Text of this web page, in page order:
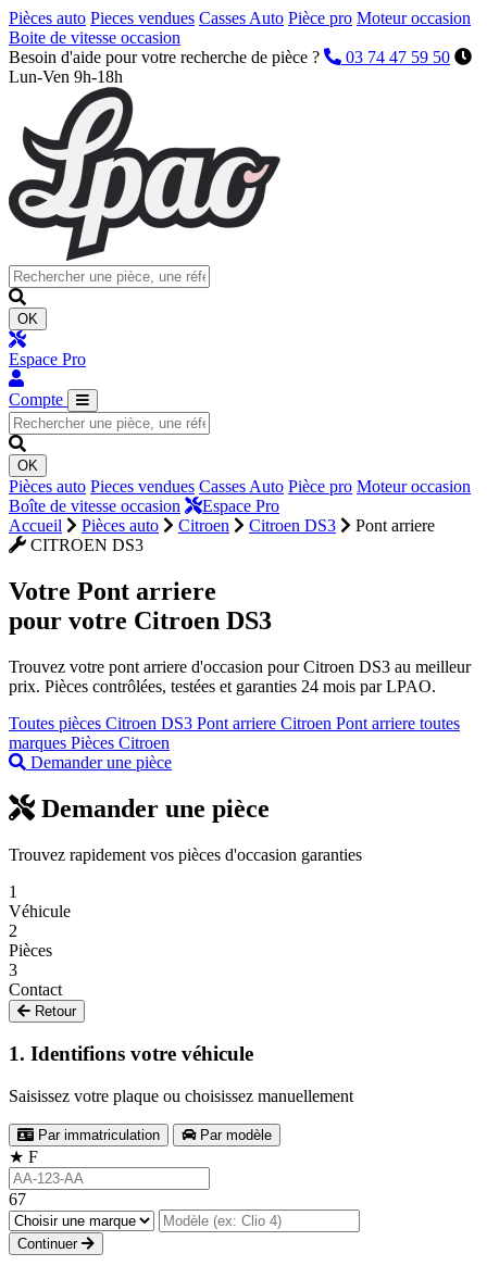
Pièces auto Pieces vendues Casses Auto Pièce pro Moteur occasion
Boite de vitesse occasion
Besoin d'aide pour votre recherche de pièce ?
03 74 47 59 50
Lun-Ven 9h-18h
OK
Espace Pro
Compte
OK
Pièces auto Pieces vendues Casses Auto Pièce pro Moteur occasion
Boîte de vitesse occasion
Espace Pro
Accueil
Pièces auto Citroen Citroen DS3
Pont arriere
CITROEN DS3
Votre Pont arriere
pour votre Citroen DS3
Trouvez votre pont arriere d'occasion pour Citroen DS3 au meilleur
prix. Pièces contrôlées, testées et garanties 24 mois par LPAO.
Toutes pièces Citroen DS3 Pont arriere Citroen Pont arriere toutes
marques Pièces Citroen
Demander une pièce
Demander une pièce
Trouvez rapidement vos pièces d'occasion garanties
1
Véhicule
2
Pièces
3
Contact
Retour
1. Identifions votre véhicule
Saisissez votre plaque ou choisissez manuellement
Par immatriculation Par modèle
★ F
67
Continuer